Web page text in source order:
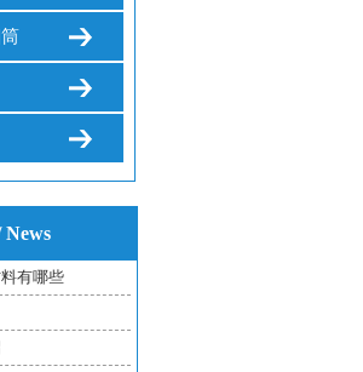
News
有哪些